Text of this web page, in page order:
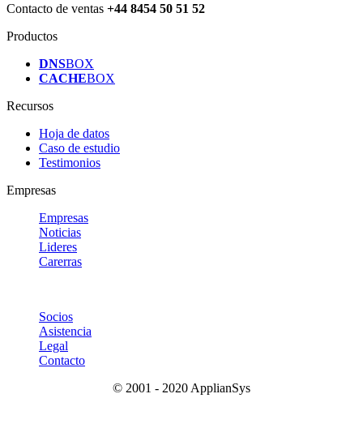
Contacto de ventas +44 8454 50 51 52
Productos
DNSBOX
CACHEBOX
Recursos
Hoja de datos
Caso de estudio
Testimonios
Empresas
Empresas
Noticias
Lideres
Carerras
Socios
Asistencia
Legal
Contacto
© 2001 - 2020 ApplianSys